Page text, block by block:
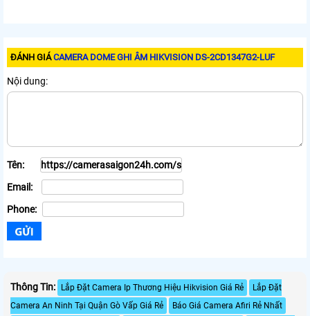
ĐÁNH GIÁCAMERA DOME GHI ÂM HIKVISION DS-2CD1347G2-LUF
Nội dung:
Tên:
Email:
Phone:
Thông Tin: Lắp Đặt Camera Ip Thương Hiệu Hikvision Giá Rẻ
Lắp Đặt
Camera An Ninh Tại Quận Gò Vấp Giá Rẻ
Báo Giá Camera Afiri Rẻ Nhất